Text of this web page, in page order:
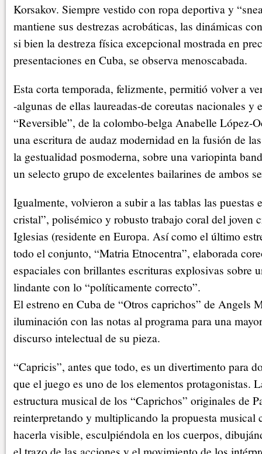
Korsakov. Siempre vestido con ropa deportiva y
mantiene sus destrezas acrobáticas, las dinámicas
si bien la destreza física excepcional mostrada en
presentaciones en Cuba, se observa menoscabada.
Esta corta temporada, felizmente, permitió volver a
-algunas de ellas laureadas-de coreutas nacionales y
“Reversible”, de la colombo-belga Anabelle López-
una escritura de audaz modernidad en la fusión de
la gestualidad posmoderna, sobre una variopinta
un selecto grupo de excelentes bailarines de ambos
Igualmente, volvieron a subir a las tablas las puestas
cristal”, polisémico y robusto trabajo coral del joven
Iglesias (residente en Europa. Así como el último
todo el conjunto, “Matria Etnocentra”, elaborada
espaciales con brillantes escrituras explosivas sobre
lindante con lo “políticamente correcto”.
El estreno en Cuba de “Otros caprichos” de Angels
iluminación con las notas al programa para una
discurso intelectual de su pieza.
“Capricis”, antes que todo, es un divertimento para
que el juego es uno de los elementos protagonistas.
estructura musical de los “Caprichos” originales de
reinterpretando y multiplicando la propuesta musical
hacerla visible, esculpiéndola en los cuerpos,